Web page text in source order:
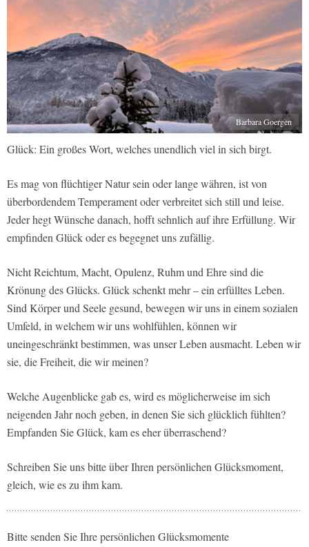
Barbara Goergen
Glück: Ein großes Wort, welches unendlich viel in sich birgt.
Es mag von flüchtiger Natur sein oder lange währen, ist von
überbordendem Temperament oder verbreitet sich still und leise.
Jeder hegt Wünsche danach, hofft sehnlich auf ihre Erfüllung. Wir
empfinden Glück oder es begegnet uns zufällig.
Nicht Reichtum, Macht, Opulenz, Ruhm und Ehre sind die
Krönung des Glücks. Glück schenkt mehr – ein erfülltes Leben.
Sind Körper und Seele gesund, bewegen wir uns in einem sozialen
Umfeld, in welchem wir uns wohlfühlen, können wir
uneingeschränkt bestimmen, was unser Leben ausmacht. Leben wir
sie, die Freiheit, die wir meinen?
Welche Augenblicke gab es, wird es möglicherweise im sich
neigenden Jahr noch geben, in denen Sie sich glücklich fühlten?
Empfanden Sie Glück, kam es eher überraschend?
Schreiben Sie uns bitte über Ihren persönlichen Glücksmoment,
gleich, wie es zu ihm kam.
Bitte senden Sie Ihre persönlichen Glücksmomente